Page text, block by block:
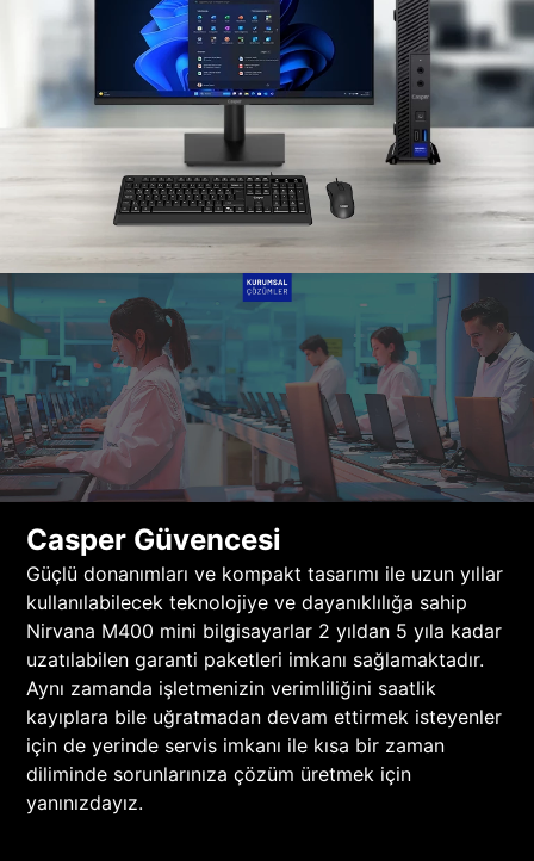
Casper Güvencesi
Güçlü donanımları ve kompakt tasarımı ile uzun yıllar
kullanılabilecek teknolojiye ve dayanıklılığa sahip
Nirvana M400 mini bilgisayarlar 2 yıldan 5 yıla kadar
uzatılabilen garanti paketleri imkanı sağlamaktadır.
Aynı zamanda işletmenizin verimliliğini saatlik
kayıplara bile uğratmadan devam ettirmek isteyenler
için de yerinde servis imkanı ile kısa bir zaman
diliminde sorunlarınıza çözüm üretmek için
yanınızdayız.